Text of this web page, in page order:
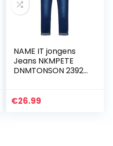
NAME IT jongens
Jeans NKMPETE
DNMTONSON 2392
€26.99